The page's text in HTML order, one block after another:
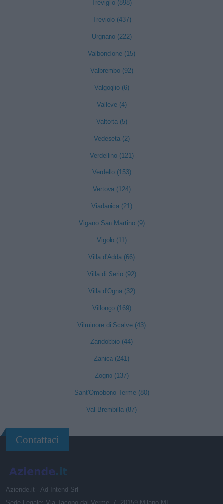
Treviglio (898)
Treviolo (437)
Urgnano (222)
Valbondione (15)
Valbrembo (92)
Valgoglio (6)
Valleve (4)
Valtorta (5)
Vedeseta (2)
Verdellino (121)
Verdello (153)
Vertova (124)
Viadanica (21)
Vigano San Martino (9)
Vigolo (11)
Villa d'Adda (66)
Villa di Serio (92)
Villa d'Ogna (32)
Villongo (169)
Vilminore di Scalve (43)
Zandobbio (44)
Zanica (241)
Zogno (137)
Sant'Omobono Terme (80)
Val Brembilla (87)
Contattaci
Aziende.it - Ad Intend Srl
Sede Legale: Via Jacopo dal Verme, 7, 20159 Milano MI